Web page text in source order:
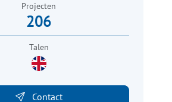
Projecten
206
Talen
Contact